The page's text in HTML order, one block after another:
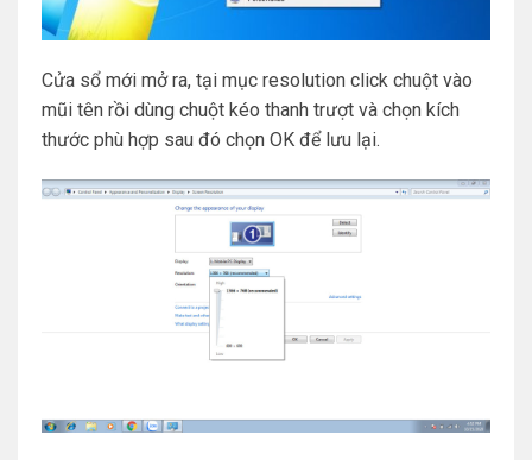
Cửa sổ mới mở ra, tại mục resolution click chuột vào
mũi tên rồi dùng chuột kéo thanh trượt và chọn kích
thước phù hợp sau đó chọn OK để lưu lại.